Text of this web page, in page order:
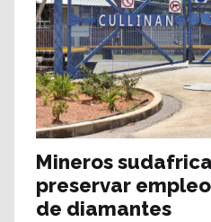
Mineros
preservar
de diamantes